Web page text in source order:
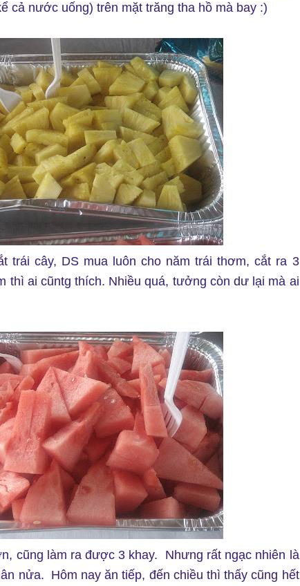
cả nước uống) trên mặt trăng tha hồ mà bay :)
trái cây, DS mua luôn cho năm trái thơm, cắt ra 3
thì ai cũntg thích. Nhiều quá, tưởng còn dư lại mà ai
cũng làm ra được 3 khay. Nhưng rất ngạc nhiên là
nửa. Hôm nay ăn tiếp, đến chiều thì thấy cũng hết